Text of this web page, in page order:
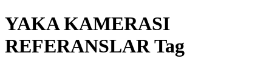
YAKA KAMERASI
REFERANSLAR Tag